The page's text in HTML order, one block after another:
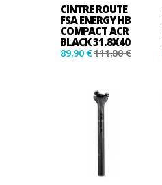
CINTRE ROUTE
FSA ENERGY HB
COMPACT ACR
BLACK 31.8X40
89,90 €111,00 €